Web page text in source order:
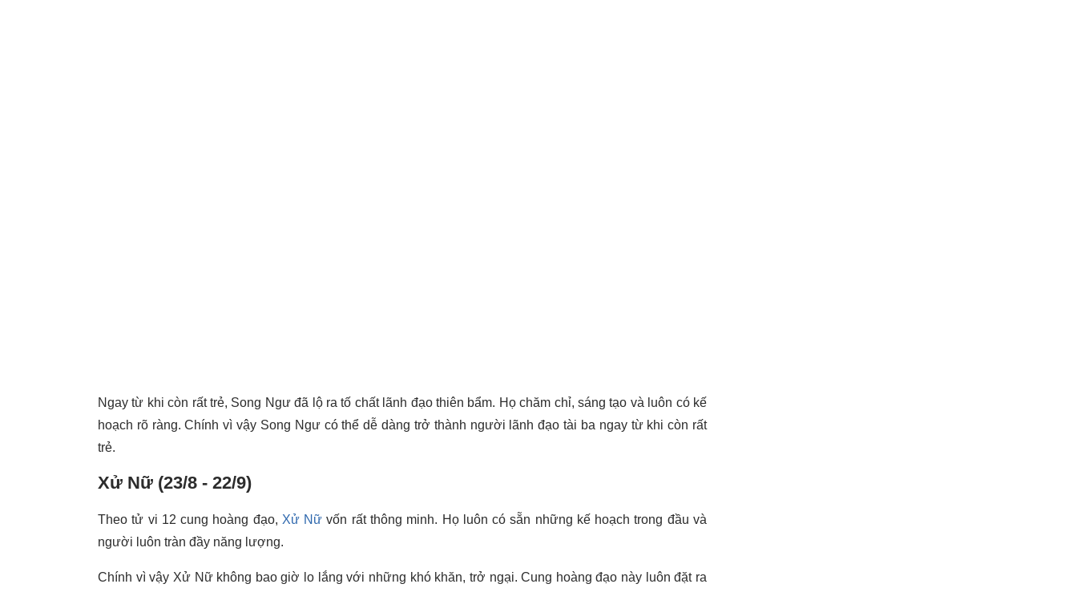
Ngay từ khi còn rất trẻ, Song Ngư đã lộ ra tố chất lãnh đạo thiên bẩm. Họ chăm chỉ, sáng tạo và luôn có kế
hoạch rõ ràng. Chính vì vậy Song Ngư có thể dễ dàng trở thành người lãnh đạo tài ba ngay từ khi còn rất
trẻ.
Xử Nữ (23/8 - 22/9)
Theo tử vi 12 cung hoàng đạo, Xử Nữ vốn rất thông minh. Họ luôn có sẵn những kế hoạch trong đầu và
người luôn tràn đầy năng lượng.
Chính vì vậy Xử Nữ không bao giờ lo lắng với những khó khăn, trở ngại. Cung hoàng đạo này luôn đặt ra